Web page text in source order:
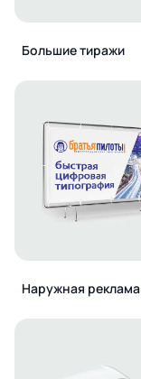
Большие тиражи
Наружная реклама